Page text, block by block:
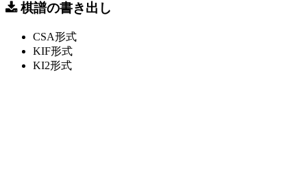
棋譜の書き出し
CSA形式
KIF形式
KI2形式